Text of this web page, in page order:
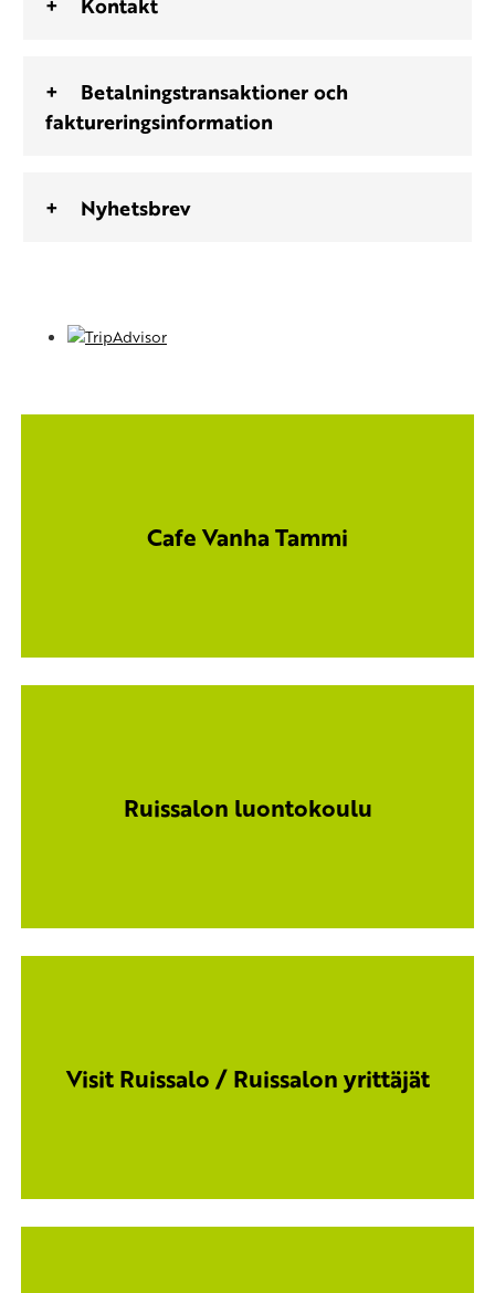
Betalningstransaktioner och
faktureringsinformation
Nyhetsbrev
Cafe Vanha Tammi
Ruissalon luontokoulu
Visit Ruissalo / Ruissalon yrittäjät